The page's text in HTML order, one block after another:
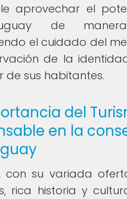
aprovechar el
de manera
el cuidado del
de la
de sus habitantes.
del
en la
con su variada
rica historia y